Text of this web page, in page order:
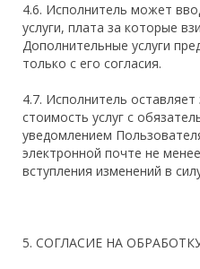
4.6. Исполнитель может
услуги, плата за которые
Дополнительные услуги
только с его согласия.
4.7. Исполнитель
стоимость услуг с
уведомлением
электронной почте не
вступления изменений в
5. СОГЛАСИЕ НА